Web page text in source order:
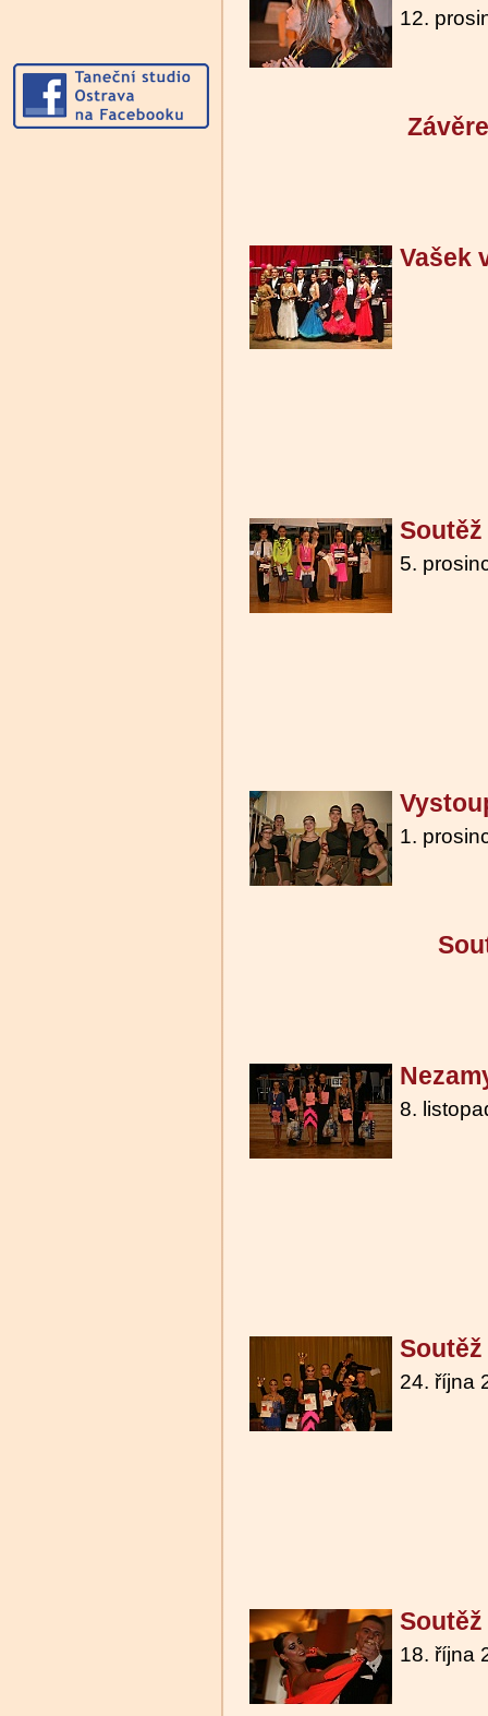
12.
Vašek
5.
1.
8.
24. října
Soutěž
18. října